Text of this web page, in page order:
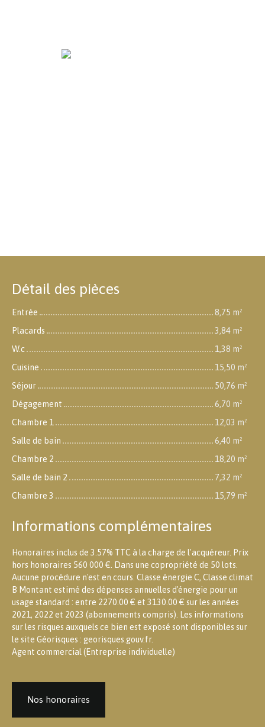
Détail des pièces
Entrée
8,75 m²
Placards
3,84 m²
W.c
1,38 m²
Cuisine
15,50 m²
Séjour
50,76 m²
Dégagement
6,70 m²
Chambre 1
12,03 m²
Salle de bain
6,40 m²
Chambre 2
18,20 m²
Salle de bain 2
7,32 m²
Chambre 3
15,79 m²
Informations complémentaires
Honoraires inclus de 3.57% TTC à la charge de l'acquéreur. Prix
hors honoraires 560 000 €. Dans une copropriété de 50 lots.
Aucune procédure n'est en cours. Classe énergie C, Classe climat
B Montant estimé des dépenses annuelles d'énergie pour un
usage standard : entre 2270.00 € et 3130.00 € sur les années
2021, 2022 et 2023 (abonnements compris). Les informations
sur les risques auxquels ce bien est exposé sont disponibles sur
le site Géorisques : georisques.gouv.fr.
Agent commercial (Entreprise individuelle)
Nos honoraires